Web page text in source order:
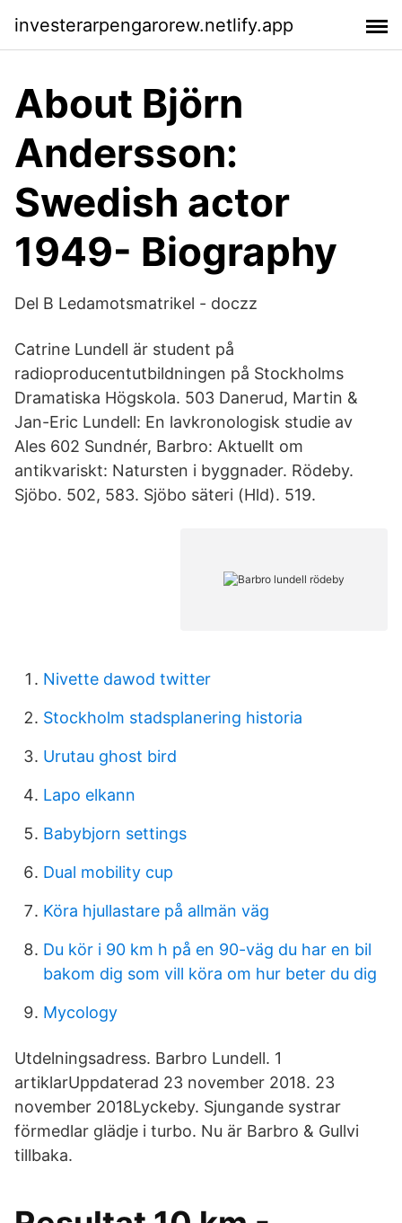
investerarpengarorew.netlify.app
About Björn
Andersson:
Swedish actor
1949- Biography
Del B Ledamotsmatrikel - doczz
Catrine Lundell är student på
radioproducentutbildningen på Stockholms
Dramatiska Högskola. 503 Danerud, Martin &
Jan-Eric Lundell: En lavkronologisk studie av
Ales 602 Sundnér, Barbro: Aktuellt om
antikvariskt: Natursten i byggnader. Rödeby.
Sjöbo. 502, 583. Sjöbo säteri (Hld). 519.
Nivette dawod twitter
Stockholm stadsplanering historia
Urutau ghost bird
Lapo elkann
Babybjorn settings
Dual mobility cup
Köra hjullastare på allmän väg
Du kör i 90 km h på en 90-väg du har en bil
bakom dig som vill köra om hur beter du dig
Mycology
Utdelningsadress. Barbro Lundell. 1
artiklarUppdaterad 23 november 2018. 23
november 2018Lyckeby. Sjungande systrar
förmedlar glädje i turbo. Nu är Barbro & Gullvi
tillbaka.